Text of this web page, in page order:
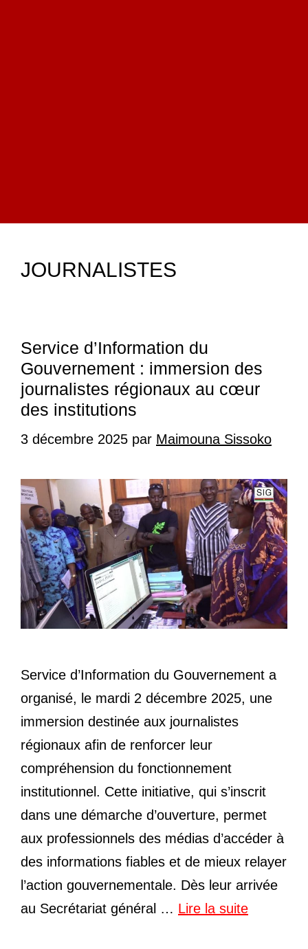
JOURNALISTES
Service d’Information du
Gouvernement : immersion des
journalistes régionaux au cœur
des institutions
3 décembre 2025 par Maimouna Sissoko
Service d’Information du Gouvernement a
organisé, le mardi 2 décembre 2025, une
immersion destinée aux journalistes
régionaux afin de renforcer leur
compréhension du fonctionnement
institutionnel. Cette initiative, qui s’inscrit
dans une démarche d’ouverture, permet
aux professionnels des médias d’accéder à
des informations fiables et de mieux relayer
l’action gouvernementale. Dès leur arrivée
au Secrétariat général … Lire la suite